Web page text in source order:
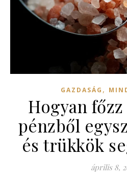
GAZDASÁG ,
Hogyan
pénzből
és trükkök
április 8,